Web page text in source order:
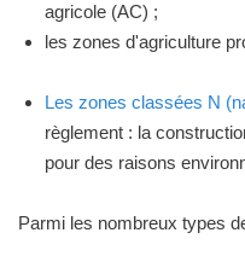
agricole (AC) ;
les zones d'agriculture
Les zones classées N
règlement : la
pour des raisons
Parmi les nombreux types